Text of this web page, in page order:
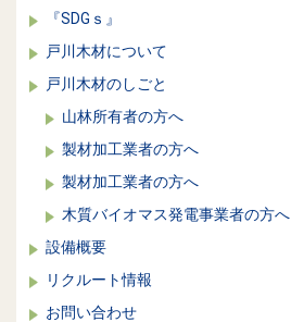
『SDGｓ』
戸川木材について
戸川木材のしごと
山林所有者の方へ
製材加工業者の方へ
製材加工業者の方へ
木質バイオマス発電事業者の方へ
設備概要
リクルート情報
お問い合わせ